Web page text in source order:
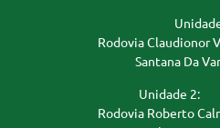
Rodovia Claudionor
Santana Da
Unidade 2:
Rodovia Roberto